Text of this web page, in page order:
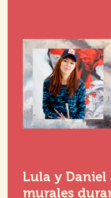
Lula y Daniel
murales